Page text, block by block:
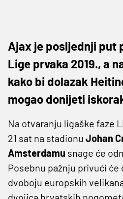
Ajax je posljednji put
Lige prvaka 2019., a
kako bi dolazak
mogao donijeti
Na otvaranju ligaške faze
21 sat na stadionu Johan
Amsterdamu snage će
Posebnu pažnju privući će
dvoboju europskih